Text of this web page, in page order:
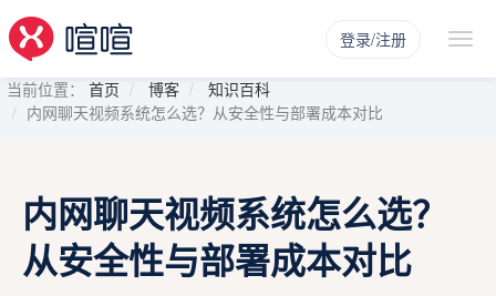
登录/注册
当前位置： 首页 博客
知识百科
内网聊天视频系统怎么选？从安全性与部署成本对比
内网聊天视频系统怎么选？
从安全性与部署成本对比